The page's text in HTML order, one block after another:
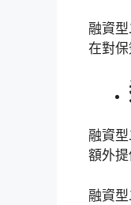
融資
在對
融資
額外
融資